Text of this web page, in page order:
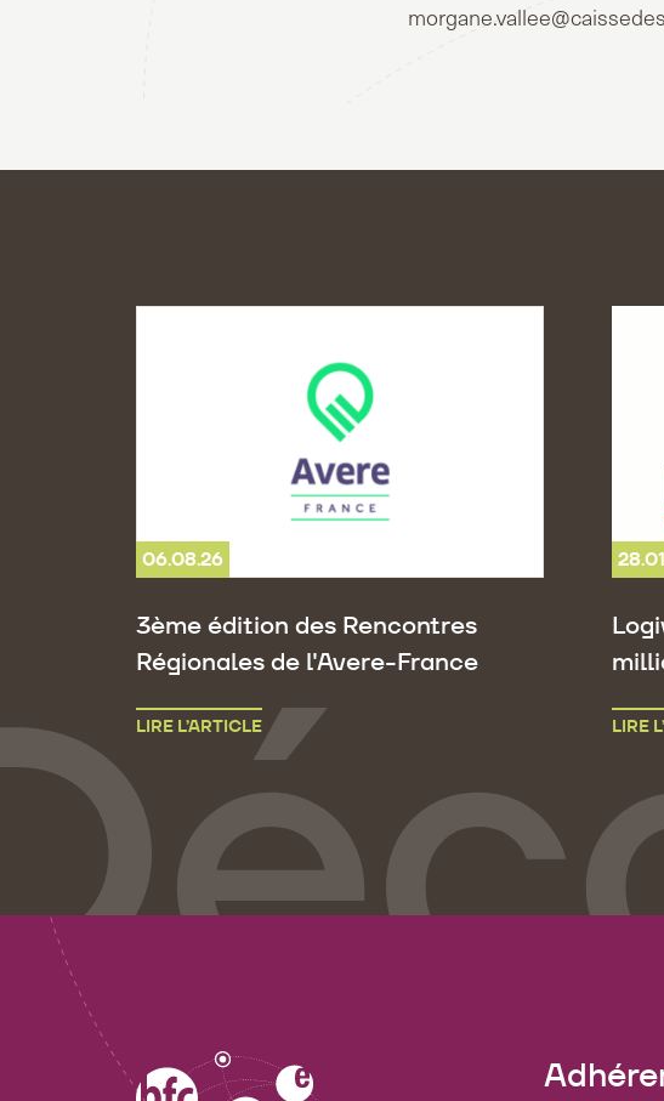
06.08.26
3ème édition des Rencontres
Régionales de l'Avere-France
LIRE L’ARTICLE LIRE